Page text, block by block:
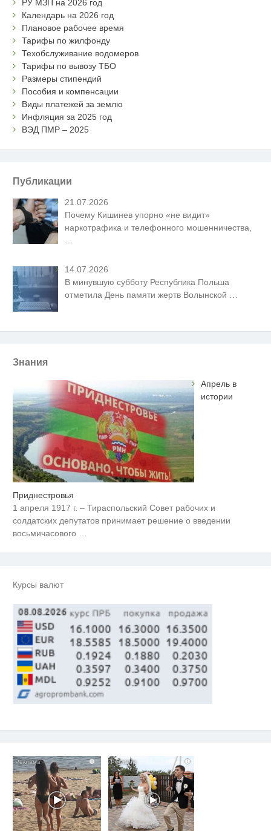
РУ МЗП на 2026 год
Календарь на 2026 год
Плановое рабочее время
Тарифы по жилфонду
Техобслуживание водомеров
Тарифы по вывозу ТБО
Размеры стипендий
Пособия и компенсации
Виды платежей за землю
Инфляция за 2025 год
ВЭД ПМР – 2025
Публикации
21.07.2026
Почему Кишинев упорно «не видит»
наркотрафика и телефонного мошенничества,
14.07.2026
В минувшую субботу Республика Польша
отметила День памяти жертв Волынской …
Знания
Апрель в
истории
Приднестровья
1 апреля 1917 г. – Тираспольский Совет рабочих и
солдатских депутатов принимает решение о введении
восьмичасового
Курсы валют
i i